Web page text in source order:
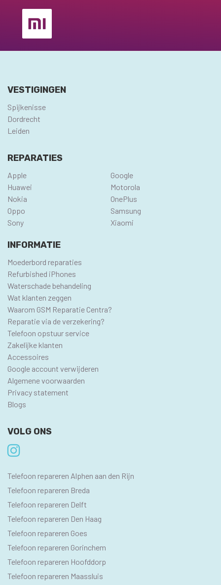
VESTIGINGEN
Spijkenisse
Dordrecht
Leiden
REPARATIES
Apple
Google
Huawei
Motorola
Nokia
OnePlus
Oppo
Samsung
Sony
Xiaomi
INFORMATIE
Moederbord reparaties
Refurbished iPhones
Waterschade behandeling
Wat klanten zeggen
Waarom GSM Reparatie Centra?
Reparatie via de verzekering?
Telefoon opstuur service
Zakelijke klanten
Accessoires
Google account verwijderen
Algemene voorwaarden
Privacy statement
Blogs
VOLG ONS
SEO
PAGINA'S
Telefoon repareren Alphen aan den Rijn
Telefoon repareren Breda
Telefoon repareren Delft
Telefoon repareren Den Haag
Telefoon repareren Goes
Telefoon repareren Gorinchem
Telefoon repareren Hoofddorp
Telefoon repareren Maassluis